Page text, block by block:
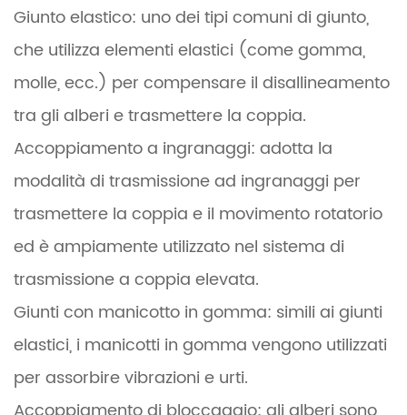
Giunto elastico: uno dei tipi comuni di giunto,
che utilizza elementi elastici (come gomma,
molle, ecc.) per compensare il disallineamento
tra gli alberi e trasmettere la coppia.
Accoppiamento a ingranaggi: adotta la
modalità di trasmissione ad ingranaggi per
trasmettere la coppia e il movimento rotatorio
ed è ampiamente utilizzato nel sistema di
trasmissione a coppia elevata.
Giunti con manicotto in gomma: simili ai giunti
elastici, i manicotti in gomma vengono utilizzati
per assorbire vibrazioni e urti.